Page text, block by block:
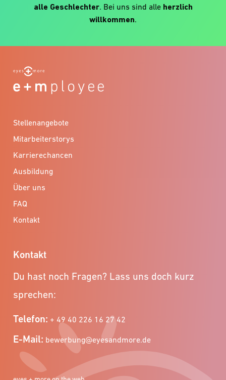
alle Geschlechter. Bei uns sind alle herzlich
willkommen.
Stellenangebote
Mitarbeiterstorys
Karrierechancen
Ausbildung
Über uns
FAQ
Kontakt
Kontakt
Du hast noch Fragen? Lass uns doch kurz
sprechen:
Telefon: + 49 40 226 16 27 42
E-Mail: bewerbung@eyesandmore.de